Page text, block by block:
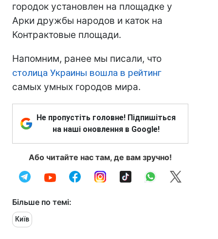
городок установлен на площадке у
Арки дружбы народов и каток на
Контрактовые площади.
Напомним, ранее мы писали, что
столица Украины вошла в рейтинг
самых умных городов мира.
Не пропустіть головне! Підпишіться
на наші оновлення в Google!
Або читайте нас там, де вам зручно!
Більше по темі:
Київ